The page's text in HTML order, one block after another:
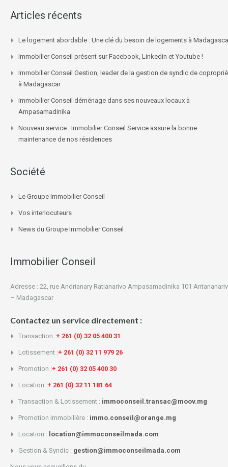
Articles récents
Le logement abordable : Une clé du besoin de logements à
Immobilier Conseil présent sur Facebook, Linkedin et Youtube !
Immobilier Conseil Gestion, leader de la gestion de syndic de
à Madagascar
Immobilier Conseil déménage dans ses nouveaux locaux à
Ampasamadinika
Nouveau service : Immobilier Conseil Service assure la bonne
maintenance de nos résidences
Société
Le Groupe Immobilier Conseil
Vos interlocuteurs
News du Groupe Immobilier Conseil
Immobilier Conseil
Adresse : 22, rue Andrianary Ratianarivo Ampasamadinika 101
– Madagascar
Contactez un service directement :
Transaction :+ 261 (0) 32 05 400 31
Lotissement :+ 261 (0) 32 11 979 26
Promotion :+ 261 (0) 32 05 400 30
Location :+ 261 (0) 32 11 181 64
Transaction & Lotissement : immoconseil.transac@moov.mg
Promotion Immobilière : immo.conseil@orange.mg
Location : location@immoconseilmada.com
Gestion & Syndic : gestion@immoconseilmada.com